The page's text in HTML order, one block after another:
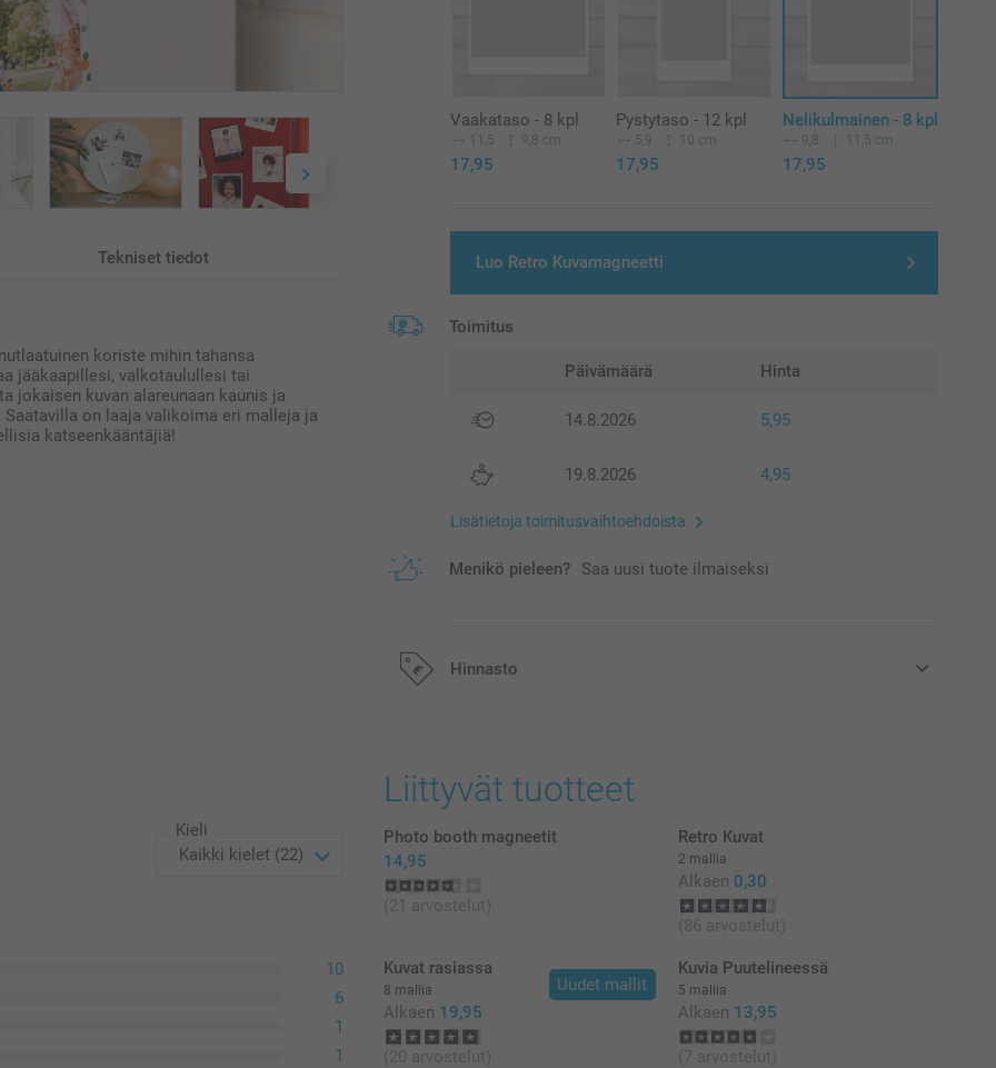
Tekniset tiedot
koriste mihin tahansa
jääkaapillesi, valkotaulullesi tai
jokaisen kuvan alareunaan kaunis ja
on laaja valikoima eri malleja ja
katseenkääntäjiä!
Vaakataso - 8 kpl
11,5 9,8 cm
17,95
Pystytaso - 12 kpl
5,9 10 cm
17,95
Nelikulmainen - 8 kpl
9,8 11,5 cm
17,95
Luo Retro Kuvamagneetti
Toimitus
Päivämäärä Hinta
14.8.2026 5,95
19.8.2026 4,95
Lisätietoja toimitusvaihtoehdoista
Menikö pieleen? Saa uusi tuote ilmaiseksi
Hinnasto
Kieli
10
6
1
1
Liittyvät tuotteet
Photo booth magneetit
14,95
(21 arvostelut)
Retro Kuvat
2 mallia
Alkaen 0,30
(86 arvostelut)
Uudet mallit
Kuvat rasiassa
8 mallia
Alkaen 19,95
(20 arvostelut)
Kuvia Puutelineessä
5 mallia
Alkaen 13,95
(7 arvostelut)